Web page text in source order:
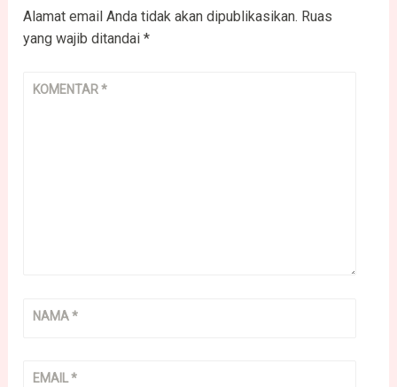
Alamat email Anda tidak akan dipublikasikan. Ruas
yang wajib ditandai*
KOMENTAR*
NAMA*
EMAIL*